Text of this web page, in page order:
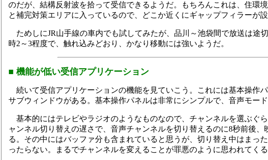
のだが、結構反射波を拾って受信できるようだ。もちろんこれは、住環
と補完対策エリアに入っているので、どこか近くにギャップフィラーが
ためしにJR山手線の車内でも試してみたが、品川～池袋間で放送は途
時2～3程度で、触れ込みどおり、かなり移動には強いようだ。
■ 機能が低い受信アプリケーション
続いて受信アプリケーションの機能を見ていこう。これには基本操作
サブウィンドウがある。基本操作パネルは非常にシンプルで、音声モー
基本的にはテレビやラジオのようなものなので、チャンネルを選ぶぐ
ャンネル切り替えの遅さで、音声チャンネルを切り替えるのに8秒前後
る。その中にはバッファ分も含まれていると思うが、切り替え中はまっ
ったらない。まるでチャンネルを変えることが罪悪のように思われてくる